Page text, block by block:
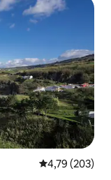
4,79 de uma
4,79 (203)